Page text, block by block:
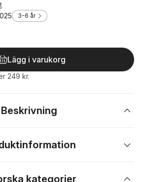
3-6 år
Lägg i varukorg
249 kr.
Beskrivning
kategorier